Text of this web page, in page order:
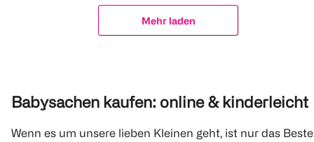
Mehr laden
Babysachen kaufen: online & kinderleicht
Wenn es um unsere lieben Kleinen geht, ist nur das Beste